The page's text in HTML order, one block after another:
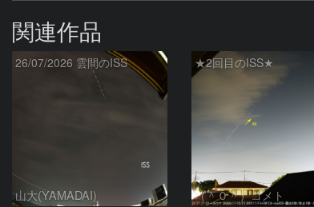
関連作品
26/07/2026 雲間のISS
山大(YAMADAI)
★2回目のISS★
（＾０＾）コメト